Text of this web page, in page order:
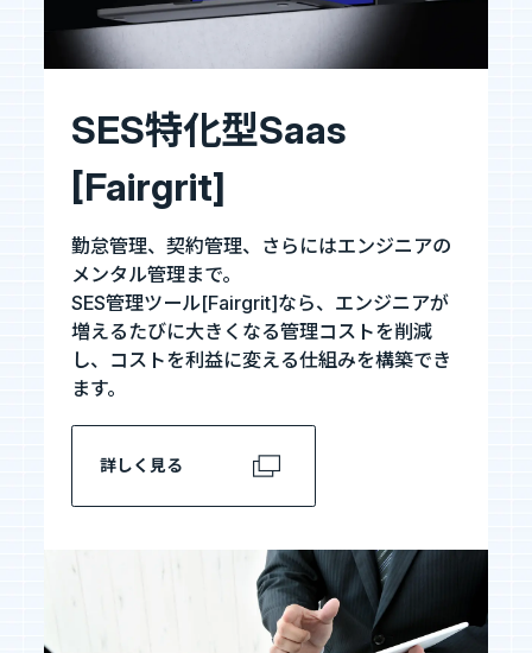
SES特化型Saas
[Fairgrit]
勤怠管理、契約管理、さらにはエンジニアの
メンタル管理まで。
SES管理ツール[Fairgrit]なら、エンジニアが
増えるたびに大きくなる管理コストを削減
し、コストを利益に変える仕組みを構築でき
ます。
詳しく見る